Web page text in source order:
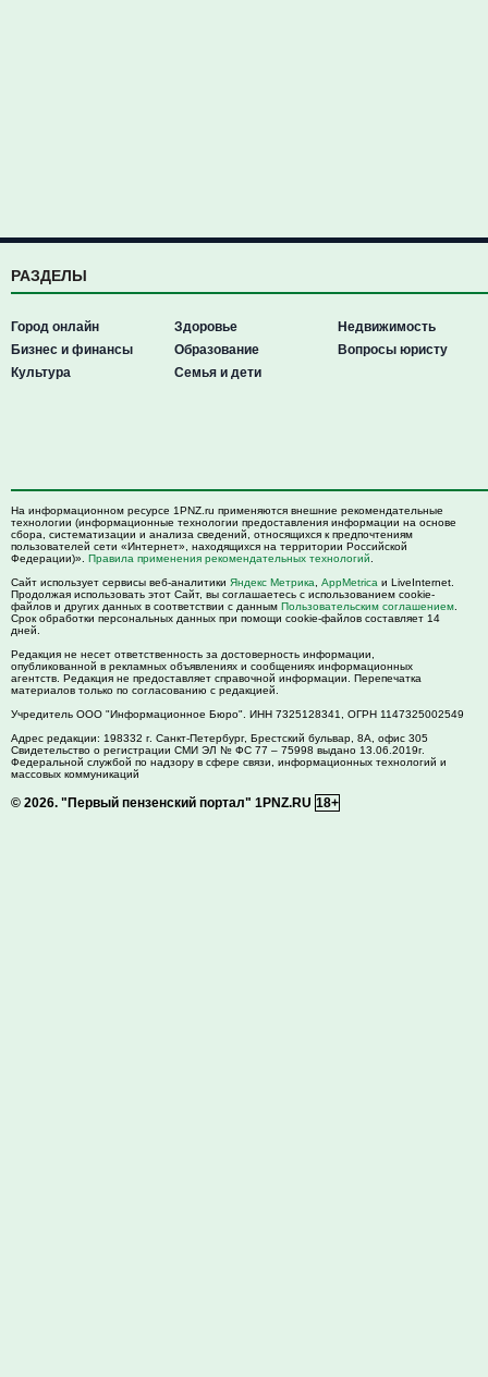
РАЗДЕЛЫ
Город онлайн
Бизнес и финансы
Культура
Здоровье
Образование
Семья и дети
Недвижимость
Вопросы юристу
На информационном ресурсе 1PNZ.ru применяются внешние рекомендательные
технологии (информационные технологии предоставления информации на основе
сбора, систематизации и анализа сведений, относящихся к предпочтениям
пользователей сети «Интернет», находящихся на территории Российской
Федерации)». Правила применения рекомендательных технологий
Сайт использует сервисы веб-аналитики Яндекс Метрика AppMetrica и LiveInternet.
Продолжая использовать этот Сайт, вы соглашаетесь с использованием cookie-
файлов и других данных в соответствии с данным Пользовательским соглашением
Срок обработки персональных данных при помощи cookie-файлов составляет 14
дней.
Редакция не несет ответственность за достоверность информации,
опубликованной в рекламных объявлениях и сообщениях информационных
агентств. Редакция не предоставляет справочной информации. Перепечатка
материалов только по согласованию с редакцией.
Учредитель ООО "Информационное Бюро". ИНН 7325128341, ОГРН 1147325002549
Адрес редакции: 198332 г. Санкт-Петербург, Брестский бульвар, 8А, офис 305
Свидетельство о регистрации СМИ ЭЛ № ФС 77 – 75998 выдано 13.06.2019г.
Федеральной службой по надзору в сфере связи, информационных технологий и
массовых коммуникаций
© 2026. "Первый пензенский портал" 1PNZ.RU 18+